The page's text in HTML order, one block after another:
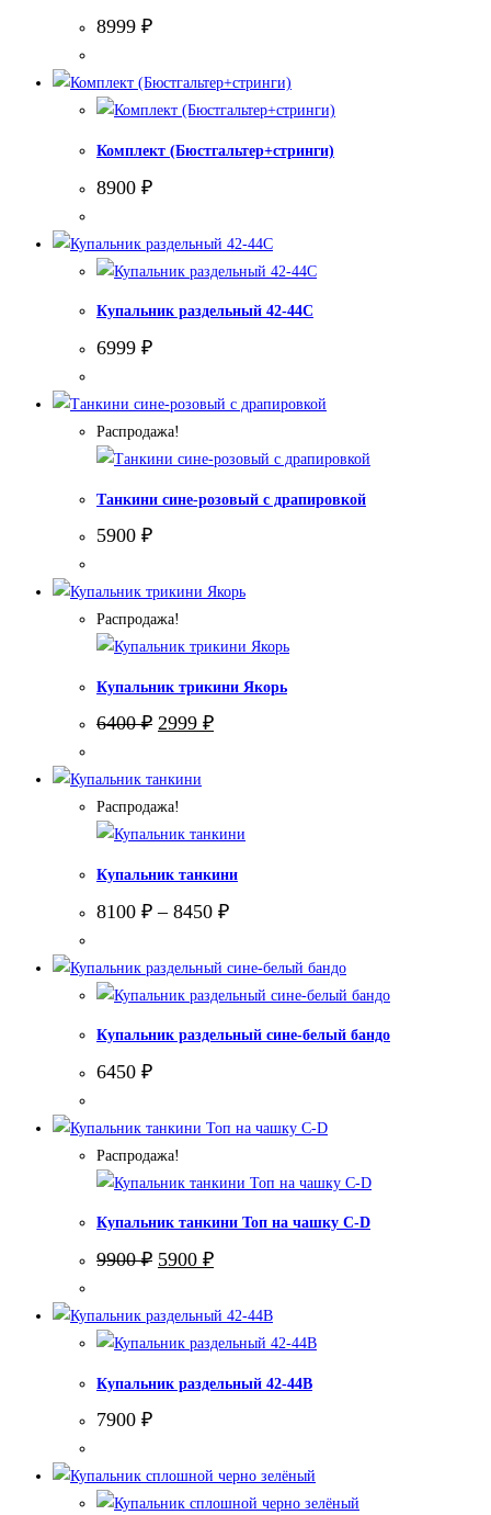
8999 ₽
Комплект (Бюстгальтер+стринги)
8900 ₽
Купальник раздельный 42-44С
6999 ₽
Распродажа!
Танкини сине-розовый с драпировкой
5900 ₽
Распродажа!
Купальник трикини Якорь
6400₽ Первоначальная
6400 ₽.
2999 ₽Текущая
Распродажа!
Купальник танкини
8100 ₽ – 8450 ₽
Купальник раздельный сине-белый бандо
6450 ₽
Распродажа!
Купальник танкини Топ на чашку С-D
9900₽ Первоначальная
9900 ₽.
5900 ₽Текущая
Купальник раздельный 42-44В
7900 ₽